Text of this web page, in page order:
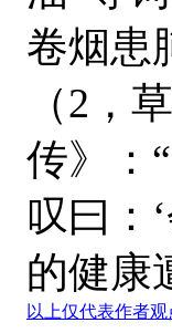
卷烟患
（2，
传》：
叹曰：
的健康
以上仅代表作者